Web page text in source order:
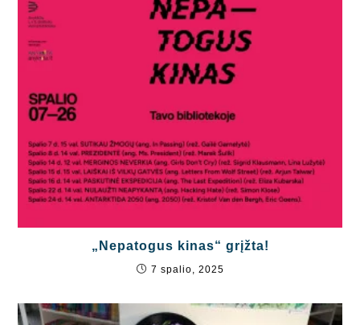
„Nepatogus kinas“ grįžta!
7 spalio, 2025